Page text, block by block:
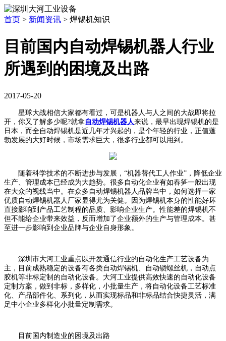
首页 > 新闻资讯 > 焊锡机知识
目前国内自动焊锡机器人行业
所遇到的困境及出路
2017-05-20
星球大战相信大家都有看过，可是机器人与人之间的大战即将拉
开，你又了解多少呢?就拿 自动焊锡机器人来说，最早出现焊锡机的是
日本，而全自动焊锡机是近几年才兴起的，是个年轻的行业，正值蓬
勃发展的大好时候，市场需求巨大，很多行业都可以用到。
随着科学技术的不断进步与发展，“机器替代工人作业”，降低企业
生产、管理成本已经成为大趋势。很多自动化企业有如春笋一般出现
在大众的视线当中。在众多自动焊锡机器人品牌当中，如何选择一家
优质自动焊锡机器人厂家显得尤为关健。因为焊锡机本身的性能好坏
直接影响到产品工艺制程的品质、影响企业生产。性能差的焊锡机不
但不能给企业带来效益，反而增加了企业额外的生产与管理成本。甚
至进一步影响到企业品牌与企业自身形象。
深圳市大河工业重点以开发通信行业的自动化生产工艺设备为
主，目前成熟稳定的设备有各类自动焊锡机、自动锁螺丝机，自动点
胶机等非标定制的自动化设备。大河工业提供高效快速的自动化设备
定制方案，做到非标，多样化，小批量生产，将自动化设备工艺标准
化、产品部件化、系列化，从而实现标品和非标品结合快捷灵活，满
足中小企业多样化小批量定制需求。
目前国内制造业的困境及出路